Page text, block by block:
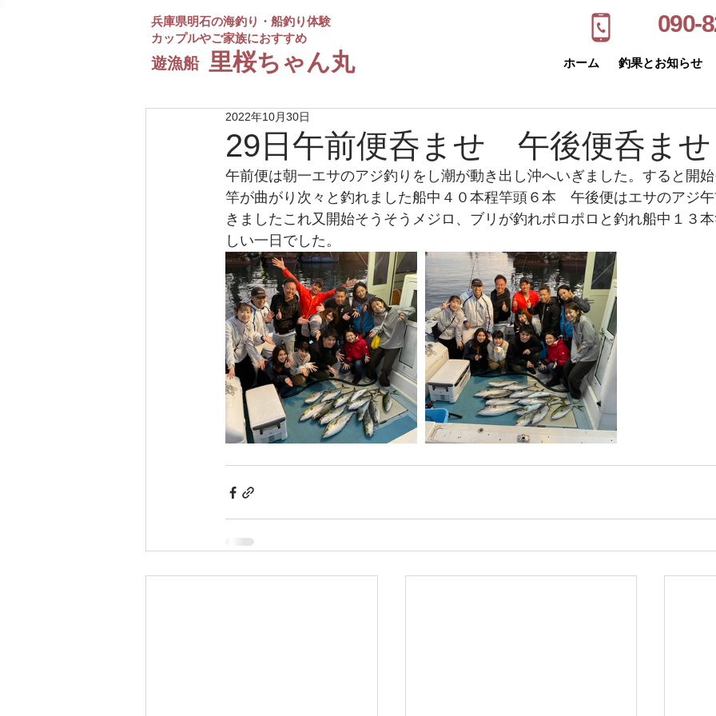
兵庫県明石の海釣り・船釣り体験
カップルやご家族におすすめ
遊漁船 ​里桜ちゃん丸
090-
ホーム 釣果とお知らせ
29日午前便呑ませ 午後便呑ませ
2022年10月30日
午前便は朝一エサのアジ釣りをし潮が動き出し沖へいぎました。すると開
竿が曲がり次々と釣れました船中４０本程竿頭６本　午後便はエサのアジ
きましたこれ又開始そうそうメジロ、ブリが釣れポロポロと釣れ船中１３
しい一日でした。